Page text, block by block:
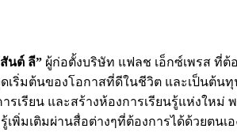
นต์ ลี” ผู้ก่อตั้งบริษัท แฟลช เอ็กซ์เพรส ที่ต้
ริ่มต้นของโอกาสที่ดีในชีวิต และเป็นต้
เรียน และสร้างห้องการเรียนรู้แห่งให
พิ่มเติมผ่านสื่อต่างๆที่ต้องการได้ด้วยตนเอ